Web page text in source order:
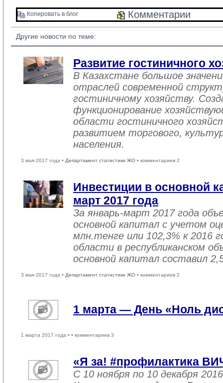
Копировать в блог Комментарии
Другие новости по теме:
Развитие гостиничного
В Казахстане большое
отраслей современной
гостиничному хозяйству.
функционирование
области гостиничного
развитием торгового,
населения.
3 мая 2017 года • Департамент статистики ЖО • комментариев 2
Инвестиции в основной
март 2017 года
За январь-март 2017 года
основной капитал с учетом
млн.тенге или 102,3% к 2016
области в республиканском
основной капитал составил
3 мая 2017 года • Департамент статистики ЖО • комментариев 2
1 марта — День «Ноль
1 марта 2017 года • • комментариев 3
«Я за! #профилактика
С 10 ноября по 10 декабря